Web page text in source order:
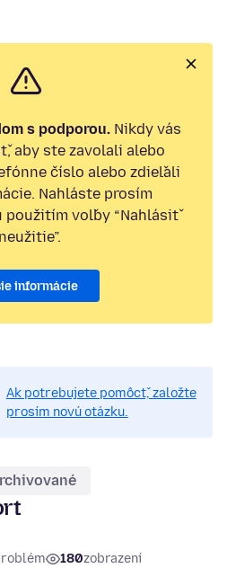
s podporou. Nikdy vás
aby ste zavolali alebo
číslo alebo zdieľali
Nahláste prosím
voľby “Nahlásiť
informácie
Ak potrebujete pomôcť, založte
prosím novú otázku.
180zobrazení